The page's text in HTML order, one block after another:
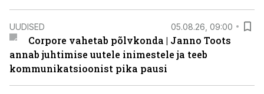
UUDISED 05.08.26, 09:00
Corpore vahetab põlvkonda | Janno Toots
annab juhtimise uutele inimestele ja teeb
kommunikatsioonist pika pausi